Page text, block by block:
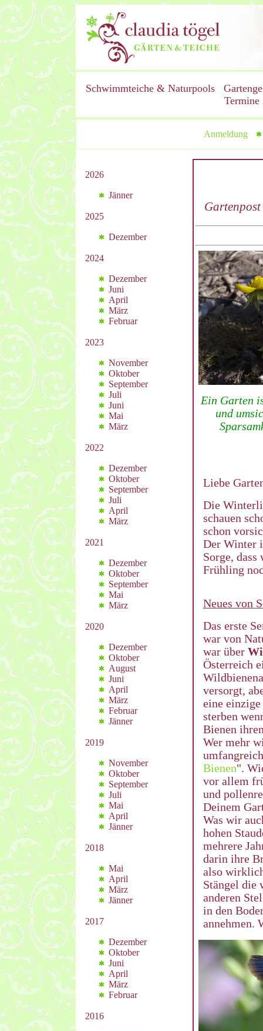
Schwimmteiche & Naturpools
Termine
Anmeldung
2026
Jänner
2025
Dezember
2024
Dezember
Juni
April
März
Februar
2023
November
Oktober
September
Juli
Juni
Mai
März
2022
Dezember
Oktober
September
Juli
April
März
2021
Dezember
Oktober
September
Mai
März
2020
Dezember
Oktober
August
Juni
April
März
Februar
Jänner
2019
November
Oktober
September
Juli
Mai
April
Jänner
2018
Mai
April
März
Jänner
2017
Dezember
Oktober
Juni
April
März
Februar
2016
Ein Garten
und
Liebe
Die
schauen
schon
Der Winter
Sorge,
Frühling
Neues von
Das erste
war von
war über
Österreich
versorgt,
eine
sterben
Bienen
Wer mehr
Bienen".
vor allem
und
Deinem
Was wir
hohen
mehrere
darin ihre
also
Stängel die
anderen
in den
annehmen.